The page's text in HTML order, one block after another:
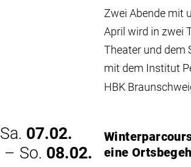
Zwei Abende mit
April wird in zwei
Theater und dem
mit dem Institut
HBK
Sa. 07.02.
– So. 08.02.
eine